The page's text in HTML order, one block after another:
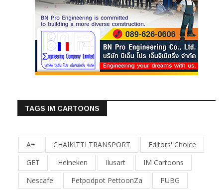
TAGS IM CARTOONS
A+ CHAIKITTI TRANSPORT
Editors' Choice
GET
Heineken Ilusart
IM Cartoons
Nescafe
Petpodpot PettoonZa
PUBG